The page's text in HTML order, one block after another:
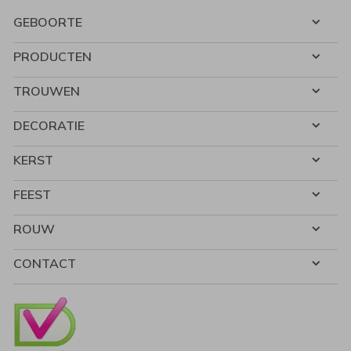
GEBOORTE
PRODUCTEN
TROUWEN
DECORATIE
KERST
FEEST
ROUW
CONTACT